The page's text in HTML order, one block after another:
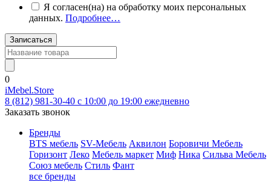
Я согласен(на) на обработку моих персональных
данных. Подробнее…
Записаться
0
iMebel.Store
8 (812) 981-30-40 c 10:00 до 19:00 ежедневно
Заказать звонок
Бренды
BTS мебель SV-Мебель Аквилон Боровичи Мебель
Горизонт Леко Мебель маркет Миф Ника Сильва Мебель
Союз мебель Стиль Фант
все бренды